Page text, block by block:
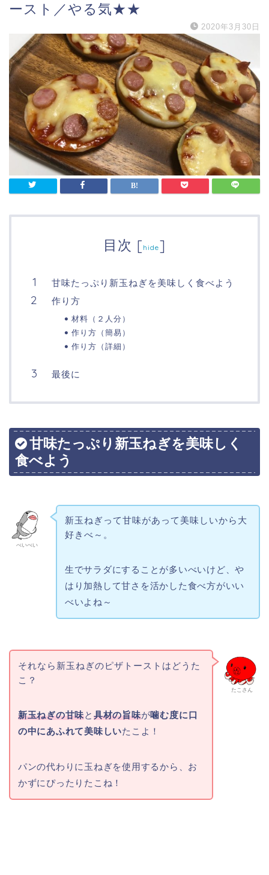
ースト／やる気★★
2020年3月30日
目次 [hide]
甘味たっぷり新玉ねぎを美味しく食べよう
作り方
材料（２人分）
作り方（簡易）
作り方（詳細）
最後に
甘味たっぷり新玉ねぎを美味しく
食べよう
べいべい
新玉ねぎって甘味があって美味しいから大
好きべ～。
生でサラダにすることが多いべいけど、や
はり加熱して甘さを活かした食べ方がいい
べいよね～
たこさん
それなら新玉ねぎのピザトーストはどうた
こ？
新玉ねぎの甘味と 具材の旨味が噛む度に口
の中にあふれて美味しいたこよ！
パンの代わりに玉ねぎを使用するから、お
かずにぴったりたこね！